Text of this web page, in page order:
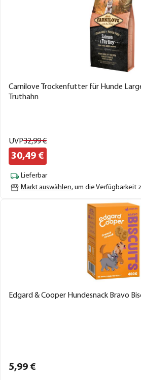
Carnilove Trockenfutter für Hunde
Truthahn
UVP32,99€
30,49 €
Lieferbar
Markt auswählen, um die Verfügbarkeit
Edgard & Cooper Hundesnack Bravo
5,99 €